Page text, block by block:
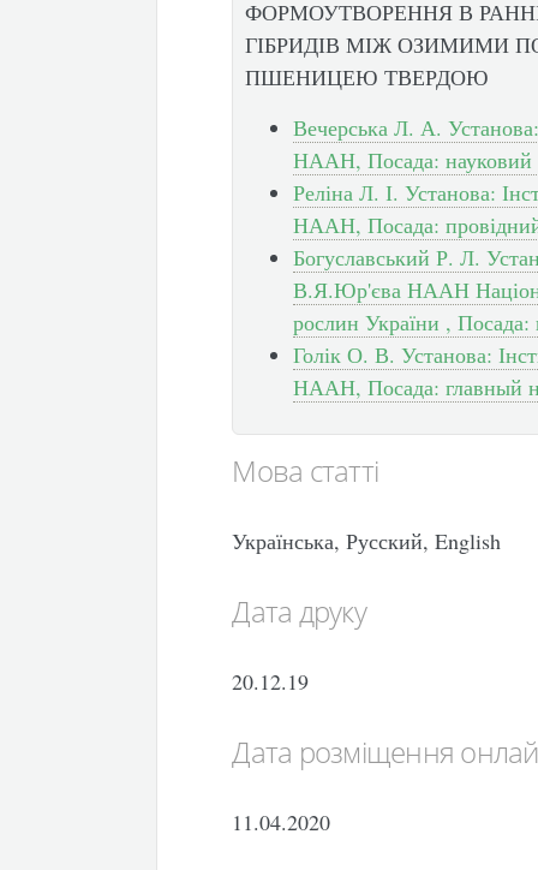
ФОРМОУТВОРЕННЯ В
ГІБРИДІВ МІЖ ОЗИМИМИ
ПШЕНИЦЕЮ ТВЕРДОЮ
Вечерська Л. А.
НААН, Посада: науковий
Реліна Л. І. Установа:
НААН, Посада:
Богуславський Р. Л.
В.Я.Юр'єва НААН
рослин України , Посада:
Голік О. В. Установа:
НААН, Посада: главный
Мова статті
Українська, Русский, English
Дата друку
20.12.19
Дата розміщення
11.04.2020